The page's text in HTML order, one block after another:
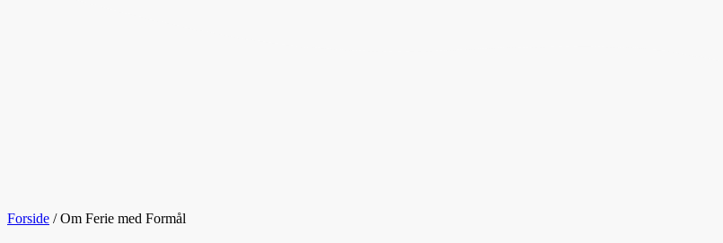
Forside /Om Ferie med Formål